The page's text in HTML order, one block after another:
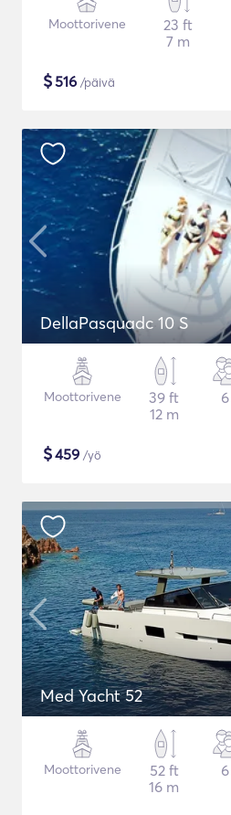
Moottorivene
23 ft
7 m
$516 /päivä
DellaPasquadc 10 S
Moottorivene
39 ft
12 m
6
$459 /yö
Med Yacht 52
Moottorivene
52 ft
16 m
6